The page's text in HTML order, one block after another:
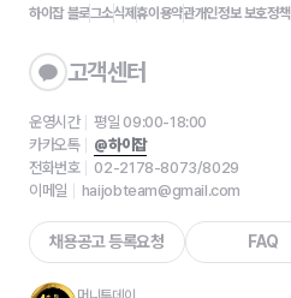
하이잡 블로그소식제휴이용약관개인정보 보호정책
고객센터
운영시간
평일 09:00-18:00
카카오톡
@하이잡
전화번호
02-2178-8073/8029
이메일
haijobteam@gmail.com
채용공고 등록요청 FAQ